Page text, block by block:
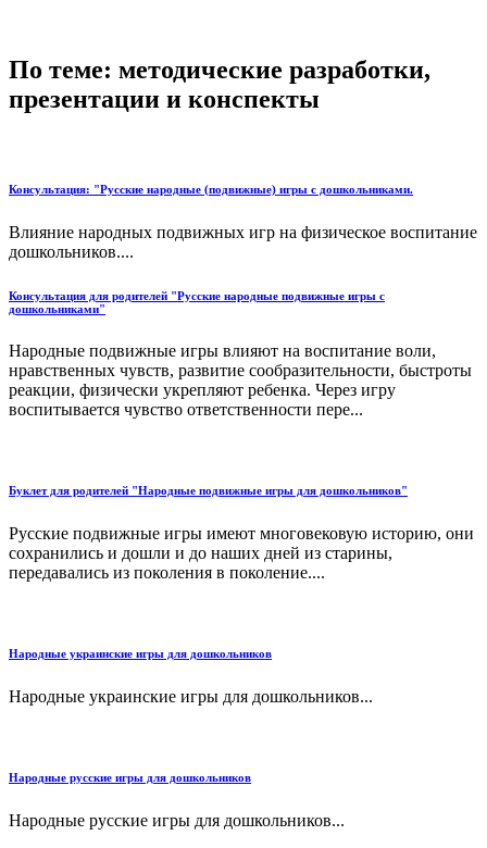
По теме: методические разработки,
презентации и конспекты
Консультация: "Русские народные (подвижные) игры с дошкольниками.
Влияние народных подвижных игр на физическое воспитание
дошкольников....
Консультация для родителей "Русские народные подвижные игры c
дошкольниками"
Народные подвижные игры влияют на воспитание воли,
нравственных чувств, развитие сообразительности, быстроты
реакции, физически укрепляют ребенка. Через игру
воспитывается чувство ответственности пере...
Буклет для родителей "Народные подвижные игры для дошкольников"
Русские подвижные игры имеют многовековую историю, они
сохранились и дошли и до наших дней из старины,
передавались из поколения в поколение....
Народные украинские игры для дошкольников
Народные украинские игры для дошкольников...
Народные русские игры для дошкольников
Народные русские игры для дошкольников...